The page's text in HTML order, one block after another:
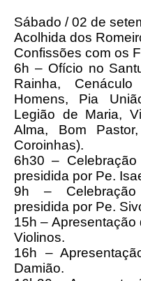
Sábado / 02 de
Acolhida dos
Confissões com os
6h – Ofício no
Rainha,
Homens, Pia
Legião de Maria,
Alma, Bom
Coroinhas).
6h30 –
presidida por Pe.
9h –
presidida por Pe.
15h – Apresentação
Violinos.
16h –
Damião.